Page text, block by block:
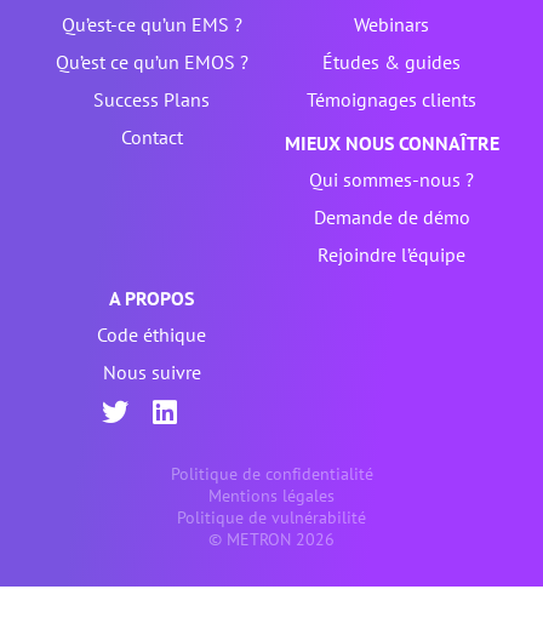
Qu’est-ce qu’un EMS ?
Qu’est ce qu’un EMOS ?
Success Plans
Webinars
Études & guides
Témoignages clients
Contact
MIEUX NOUS CONNAÎTRE
Qui sommes-nous ?
Demande de démo
Rejoindre l’équipe
A PROPOS
Code éthique
Nous suivre
Politique de confidentialité
Mentions légales
Politique de vulnérabilité
© METRON 2026